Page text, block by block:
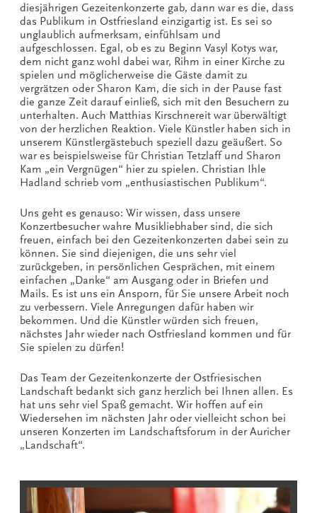
diesjährigen Gezeitenkonzerte gab, dann war es die, dass
das Publikum in Ostfriesland einzigartig ist. Es sei so
unglaublich aufmerksam, einfühlsam und
aufgeschlossen. Egal, ob es zu Beginn Vasyl Kotys war,
dem nicht ganz wohl dabei war, Rihm in einer Kirche zu
spielen und möglicherweise die Gäste damit zu
vergrätzen oder Sharon Kam, die sich in der Pause fast
die ganze Zeit darauf einließ, sich mit den Besuchern zu
unterhalten. Auch Matthias Kirschnereit war überwältigt
von der herzlichen Reaktion. Viele Künstler haben sich in
unserem Künstlergästebuch speziell dazu geäußert. So
war es beispielsweise für Christian Tetzlaff und Sharon
Kam „ein Vergnügen“ hier zu spielen. Christian Ihle
Hadland schrieb vom „enthusiastischen Publikum“.
Uns geht es genauso: Wir wissen, dass unsere
Konzertbesucher wahre Musikliebhaber sind, die sich
freuen, einfach bei den Gezeitenkonzerten dabei sein zu
können. Sie sind diejenigen, die uns sehr viel
zurückgeben, in persönlichen Gesprächen, mit einem
einfachen „Danke“ am Ausgang oder in Briefen und
Mails. Es ist uns ein Ansporn, für Sie unsere Arbeit noch
zu verbessern. Viele Anregungen dafür haben wir
bekommen. Und die Künstler würden sich freuen,
nächstes Jahr wieder nach Ostfriesland kommen und für
Sie spielen zu dürfen!
Das Team der Gezeitenkonzerte der Ostfriesischen
Landschaft bedankt sich ganz herzlich bei Ihnen allen. Es
hat uns sehr viel Spaß gemacht. Wir hoffen auf ein
Wiedersehen im nächsten Jahr oder vielleicht schon bei
unseren Konzerten im Landschaftsforum in der Auricher
„Landschaft“.